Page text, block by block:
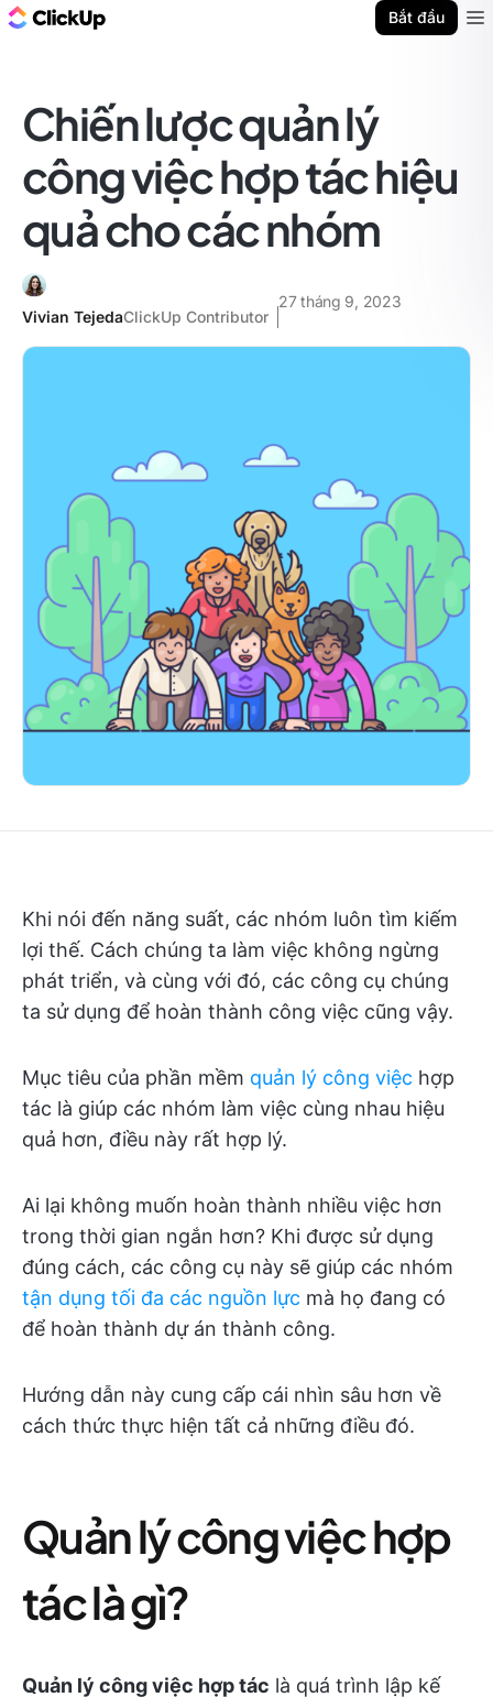
Bắt đầu
Chiến lược quản lý
công việc hợp tác hiệu
quả cho các nhóm
Vivian TejedaClickUp Contributor
27 tháng 9, 2023
Khi nói đến năng suất, các nhóm luôn tìm kiếm
lợi thế. Cách chúng ta làm việc không ngừng
phát triển, và cùng với đó, các công cụ chúng
ta sử dụng để hoàn thành công việc cũng vậy.
Mục tiêu của phần mềm quản lý công việc hợp
tác là giúp các nhóm làm việc cùng nhau hiệu
quả hơn, điều này rất hợp lý.
Ai lại không muốn hoàn thành nhiều việc hơn
trong thời gian ngắn hơn? Khi được sử dụng
đúng cách, các công cụ này sẽ giúp các nhóm
tận dụng tối đa các nguồn lực mà họ đang có
để hoàn thành dự án thành công.
Hướng dẫn này cung cấp cái nhìn sâu hơn về
cách thức thực hiện tất cả những điều đó.
Quản lý công việc hợp
tác là gì?
Quản lý công việc hợp tác là quá trình lập kế